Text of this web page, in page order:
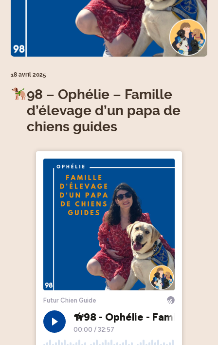
18 avril 2025
98 – Ophélie – Famille
d’élevage d’un papa de
chiens guides